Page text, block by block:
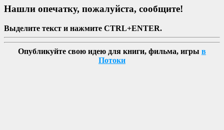
Нашли опечатку, пожалуйста, сообщите!
Выделите текст и нажмите CTRL+ENTER.
Опубликуйте свою идею для книги, фильма, игры в
Потоки